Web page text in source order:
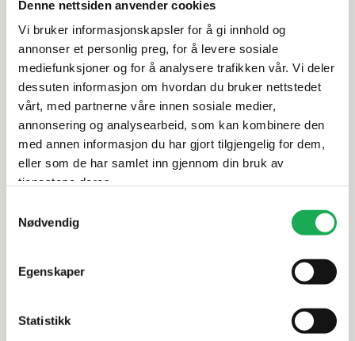
Denne nettsiden anvender cookies
Vi bruker informasjonskapsler for å gi innhold og
annonser et personlig preg, for å levere sosiale
mediefunksjoner og for å analysere trafikken vår. Vi deler
dessuten informasjon om hvordan du bruker nettstedet
vårt, med partnerne våre innen sosiale medier,
annonsering og analysearbeid, som kan kombinere den
med annen informasjon du har gjort tilgjengelig for dem,
eller som de har samlet inn gjennom din bruk av
tjenestene deres.
Nødvendig
Egenskaper
Statistikk
Rengjøring og vedlikehold
Leveringsinformasjon
Dokumentasjon
Marte, Antracite 30x60 Flis Circus,
LA FENICE